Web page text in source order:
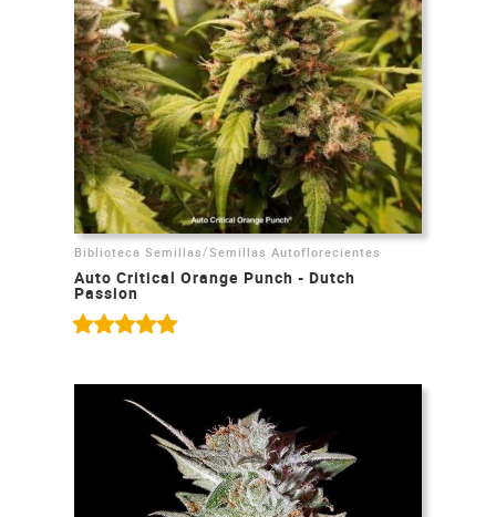
Biblioteca Semillas /Semillas Autoflorecientes
Auto Critical Orange Punch - Dutch
Passion